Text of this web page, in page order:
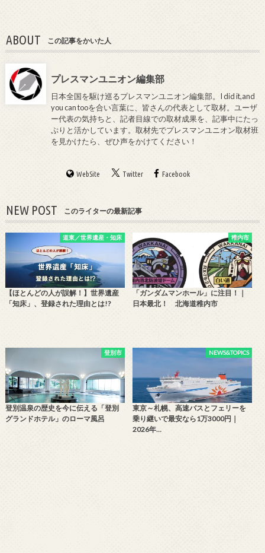
ABOUT この記事をかいた人
プレスマンユニオン編集部
日本全国を駆け巡るプレスマンユニオン編集部。I did it,and
you can tooを合い言葉に、皆さんの代表として取材。ユーザ
ー代表の気持ちと、記者目線での取材成果を、記事中にたっ
ぷりと活かしています。取材先でプレスマンユニオン取材班
を見かけたら、ぜひ声をかけてください！
WebSite Twitter Facebook
NEW POST このライターの最新記事
道東／世界遺産・知床
【ほとんどの人が誤解！】世界遺産
「知床」、登録された理由とは!?
稚内市
「ガンダムマンホール」に注目！｜
日本最北！ 北海道稚内市
登別市
登別温泉の歴史を今に伝える「登別
グランドホテル」のローマ風呂
NEWS&TOPICS
東京～札幌、高速バスとフェリーを
乗り継いで最安なら1万3000円｜
2026年…